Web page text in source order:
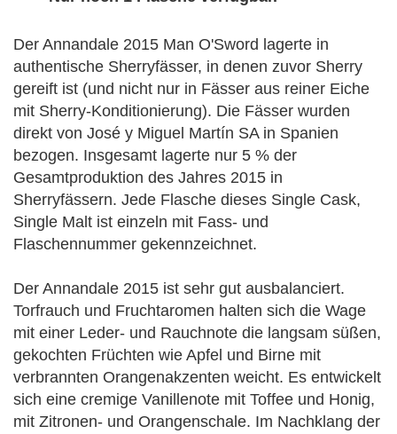
Der Annandale 2015 Man O'Sword lagerte in
authentische Sherryfässer, in denen zuvor Sherry
gereift ist (und nicht nur in Fässer aus reiner Eiche
mit Sherry-Konditionierung). Die Fässer wurden
direkt von José y Miguel Martín SA in Spanien
bezogen. Insgesamt lagerte nur 5 % der
Gesamtproduktion des Jahres 2015 in
Sherryfässern. Jede Flasche dieses Single Cask,
Single Malt ist einzeln mit Fass- und
Flaschennummer gekennzeichnet.
Der Annandale 2015 ist sehr gut ausbalanciert.
Torfrauch und Fruchtaromen halten sich die Wage
mit einer Leder- und Rauchnote die langsam süßen,
gekochten Früchten wie Apfel und Birne mit
verbrannten Orangenakzenten weicht. Es entwickelt
sich eine cremige Vanillenote mit Toffee und Honig,
mit Zitronen- und Orangenschale. Im Nachklang der